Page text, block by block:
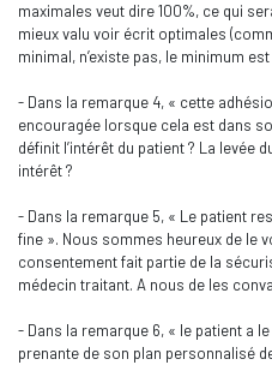
maximales veut dire 100%, ce qui
mieux valu voir écrit optimales
minimal, n’existe pas, le minimum
- Dans la remarque 4, « cette
encouragée lorsque cela est dans
définit l’intérêt du patient ? La levée
intérêt ?
- Dans la remarque 5, « Le patient
fine ». Nous sommes heureux de le
consentement fait partie de la
médecin traitant. A nous de les
- Dans la remarque 6, « le patient a
prenante de son plan personnalisé